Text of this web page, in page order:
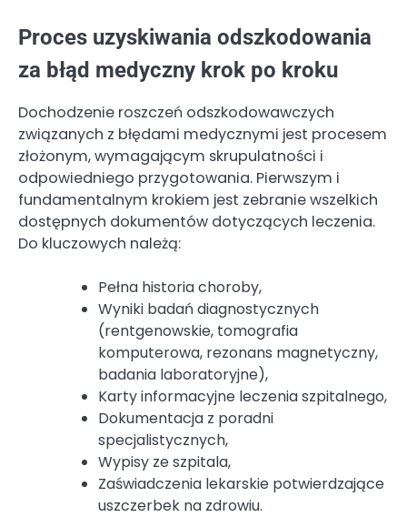
Proces uzyskiwania odszkodowania
za błąd medyczny krok po kroku
Dochodzenie roszczeń odszkodowawczych
związanych z błędami medycznymi jest procesem
złożonym, wymagającym skrupulatności i
odpowiedniego przygotowania. Pierwszym i
fundamentalnym krokiem jest zebranie wszelkich
dostępnych dokumentów dotyczących leczenia.
Do kluczowych należą:
Pełna historia choroby,
Wyniki badań diagnostycznych
(rentgenowskie, tomografia
komputerowa, rezonans magnetyczny,
badania laboratoryjne),
Karty informacyjne leczenia szpitalnego,
Dokumentacja z poradni
specjalistycznych,
Wypisy ze szpitala,
Zaświadczenia lekarskie potwierdzające
uszczerbek na zdrowiu.